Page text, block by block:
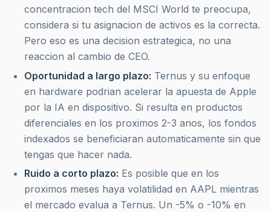
concentracion tech del MSCI World te preocupa,
considera si tu asignacion de activos es la correcta.
Pero eso es una decision estrategica, no una
reaccion al cambio de CEO.
Oportunidad a largo plazo: Ternus y su enfoque
en hardware podrian acelerar la apuesta de Apple
por la IA en dispositivo. Si resulta en productos
diferenciales en los proximos 2-3 anos, los fondos
indexados se beneficiaran automaticamente sin que
tengas que hacer nada.
Ruido a corto plazo: Es posible que en los
proximos meses haya volatilidad en AAPL mientras
el mercado evalua a Ternus. Un -5% o -10% en